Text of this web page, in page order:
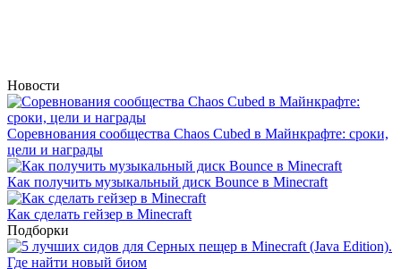
Новости
Соревнования сообщества Chaos Cubed в Майнкрафте: сроки,
цели и награды
Как получить музыкальный диск Bounce в Minecraft
Как сделать гейзер в Minecraft
Подборки